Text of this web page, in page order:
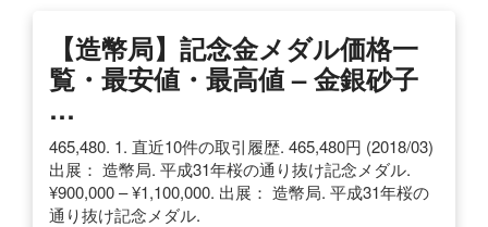
【造幣局】記念金メダル価格一
覧・最安値・最高値 – 金銀砂子
…
465,480. 1. 直近10件の取引履歴. 465,480円 (2018/03)
出展： 造幣局. 平成31年桜の通り抜け記念メダル.
¥900,000 – ¥1,100,000. 出展： 造幣局. 平成31年桜の
通り抜け記念メダル.